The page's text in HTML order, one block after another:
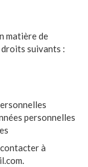
matière de
suivants :
personnelles
à
.